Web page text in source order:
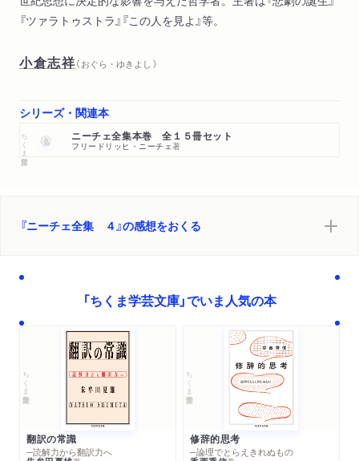
『ツァラトゥストラ』『この人を見よ』等。
小倉志祥（ おぐら・ゆきよし ）
シリーズ・関連本
ちくま学芸文庫 ニーチェ全集本巻 全１５冊セット
フリードリッヒ・ニーチェ著
『ニーチェ全集 ４』の感想をおくる
「ちくま学芸文庫」でいま人気の本
ちくま学芸文庫
翻訳の常識
─読解力から翻訳力へ
ちくま学芸文庫
修辞的思考
─論理でとらえきれぬもの